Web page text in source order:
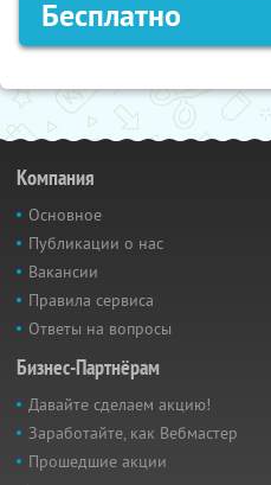
Бесплатно
Компания
Основное
Публикации о нас
Вакансии
Правила сервиса
Ответы на вопросы
Бизнес-Партнёрам
Давайте сделаем акцию!
Заработайте, как Вебмастер
Прошедшие акции